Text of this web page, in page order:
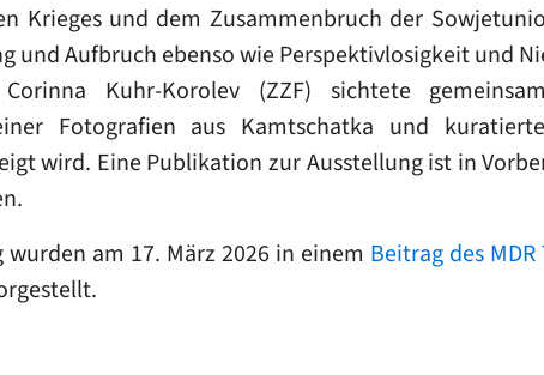
Krieges und dem Zusammenbruch der
und Aufbruch ebenso wie Perspektivlosigkeit und
Kuhr-Korolev (ZZF) sichtete
Fotografien aus Kamtschatka und
wird. Eine Publikation zur Ausstellung ist in
am 17. März 2026 in einem Beitrag des